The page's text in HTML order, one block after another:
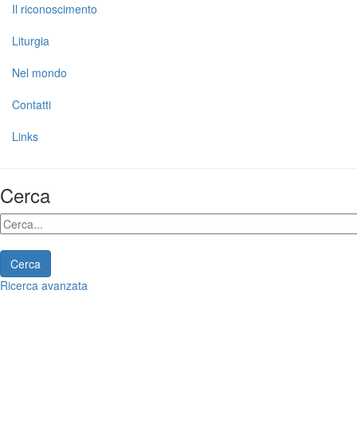
Il riconoscimento
Liturgia
Nel mondo
Contatti
Links
Cerca
Cerca
Ricerca avanzata